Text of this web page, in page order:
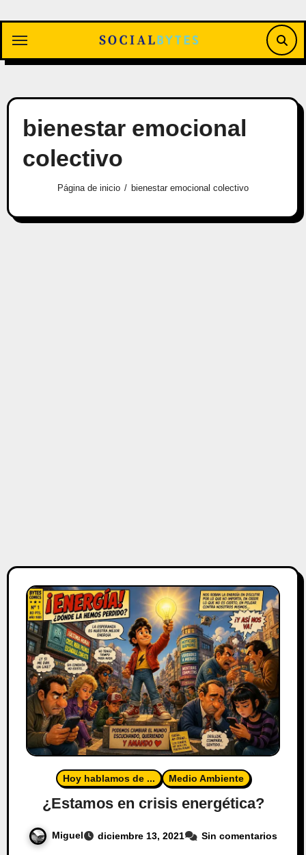
contenido
bienestar emocional
colectivo
Página de inicio bienestar emocional colectivo
Hoy hablamos de ... Medio Ambiente
¿Estamos en crisis energética?
Miguel diciembre 13, 2021 Sin comentarios